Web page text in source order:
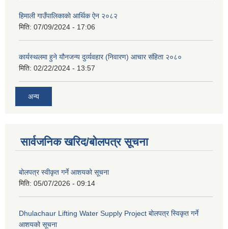
हिमाली गाउँपालिकाकाे आर्थिक ऐन २०८२
मिति: 07/09/2024 - 17:06
कार्यस्थलमा हुने यौनजन्य दुर्व्यवहार (निवारण) आचार संहिता २०८०
मिति: 02/22/2024 - 13:57
अन्य
सार्वजनिक खरिद/बोलपत्र सूचना
बोलपत्र स्वीकृत गर्ने आशयको सूचना
मिति: 05/07/2026 - 09:14
Dhulachaur Lifting Water Supply Project बोलपत्र स्विकृत गर्ने
आशयको सूचना